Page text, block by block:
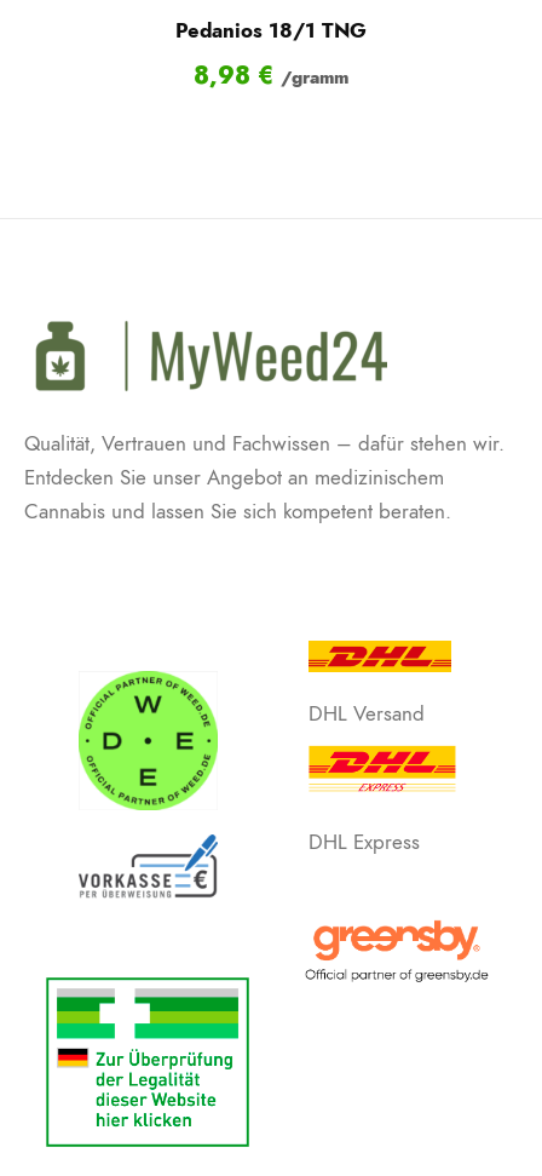
Pedanios 18/1 TNG
8,98 € /gramm
Qualität, Vertrauen und Fachwissen – dafür stehen wir.
Entdecken Sie unser Angebot an medizinischem
Cannabis und lassen Sie sich kompetent beraten.
DHL Versand
DHL Express